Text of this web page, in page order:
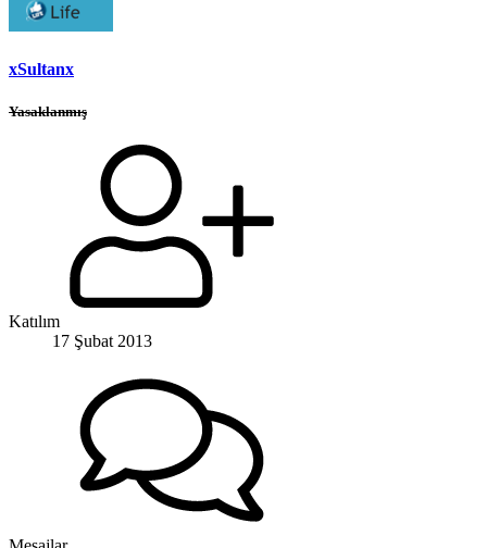
xSultanx
Yasaklanmış
Katılım
17 Şubat 2013